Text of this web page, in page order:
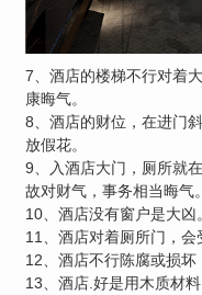
7、酒店的楼梯不行对着
康晦气。
8、酒店的财位，在进门
放假花。
9、入酒店大门，厕所就
故对财气，事务相当晦气。
10、酒店没有窗户是大凶
11、酒店对着厕所门，会
12、酒店不行陈腐或损坏
13、酒店.好是用木质材